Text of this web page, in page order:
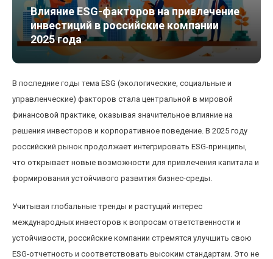
Влияние ESG-факторов на привлечение
инвестиций в российские компании
2025 года
В последние годы тема ESG (экологические, социальные и
управленческие) факторов стала центральной в мировой
финансовой практике, оказывая значительное влияние на
решения инвесторов и корпоративное поведение. В 2025 году
российский рынок продолжает интегрировать ESG-принципы,
что открывает новые возможности для привлечения капитала и
формирования устойчивого развития бизнес-среды.
Учитывая глобальные тренды и растущий интерес
международных инвесторов к вопросам ответственности и
устойчивости, российские компании стремятся улучшить свою
ESG-отчетность и соответствовать высоким стандартам. Это не